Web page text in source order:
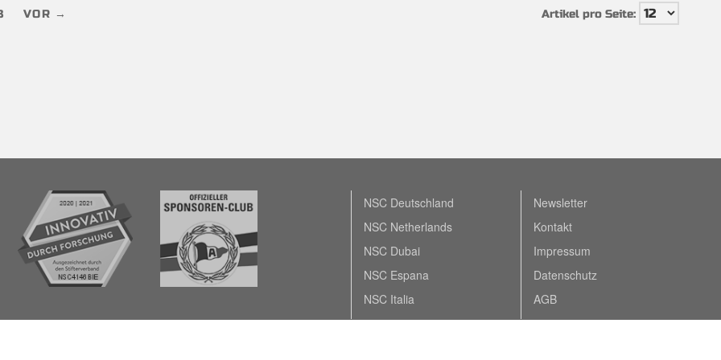
VOR → Artikel pro Seite:
NSC Deutschland
NSC Netherlands
NSC Dubai
NSC Espana
NSC Italia
Newsletter
Kontakt
Impressum
Datenschutz
AGB